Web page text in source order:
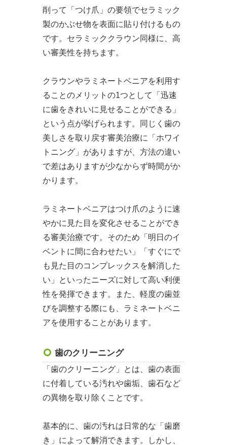
削って「つけ爪」の要領でセラミック
製のかぶせ物を表面に貼り付けるもの
です。セラミッククラウン同様に、高
い審美性を持ちます。
クラウンやラミネートベニアを利用す
ることのメリットの1つとして「迅速
に歯をきれいに見せることができる」
という点が挙げられます。同じく歯の
美しさを取り戻す審美治療に「ホワイ
トニング」がありますが、方法の違い
で差はありますが少なからず時間がか
かります。
ラミネートベニアはつけ爪のように速
やかに見た目を変化させることができ
る審美治療です。そのため「明日のイ
ベントに間に合わせたい」「すぐにで
も見た目のコンプレックスを解消した
い」といったニーズに対して高い利便
性を発揮できます。また、軽度の歯並
びを調整する際にも、ラミネートベニ
アを使用することがあります。
歯のクリーニング
「歯のクリーニング」とは、歯の表面
に付着している汚れや歯垢、歯石など
の異物を取り除くことです。
基本的に、歯の汚れは日常的な「歯磨
き」によって解消できます。しかし、